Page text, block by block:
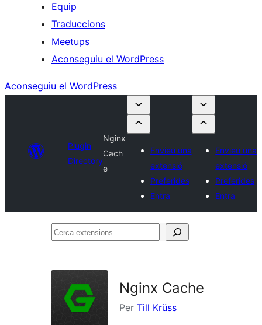
Equip
Traduccions
Meetups
Aconseguiu el WordPress
Aconseguiu el WordPress
Plugin
Directory
Nginx
Cach
e
Envieu una
extensió
Preferides
Entra
Envieu una
extensió
Preferides
Entra
Cerca
Nginx Cache
Per Till Krüss